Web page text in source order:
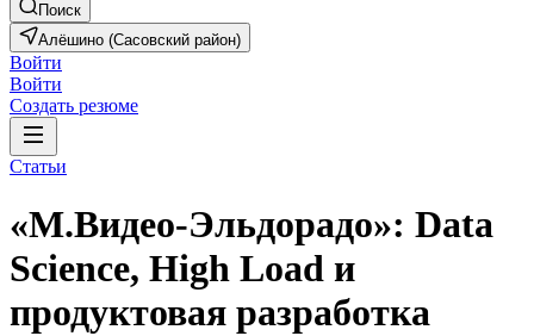
Поиск
Алёшино (Сасовский район)
Войти
Войти
Создать резюме
Статьи
«М.Видео-Эльдорадо»: Data
Science, High Load и
продуктовая разработка